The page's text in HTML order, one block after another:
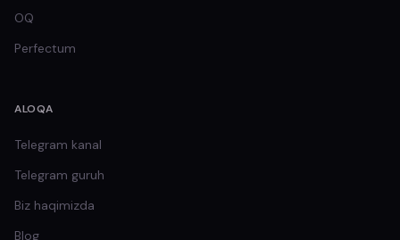
OQ
Perfectum
ALOQA
Telegram kanal
Telegram guruh
Biz haqimizda
Blog